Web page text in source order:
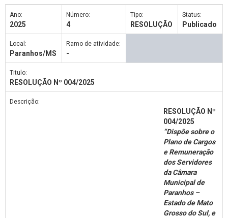
Ano:
2025
Número:
4
Tipo:
RESOLUÇÃO
Status:
Publicado
Local:
Paranhos/MS
Ramo de atividade:
-
Titulo:
RESOLUÇÃO Nº 004/2025
Descrição:
RESOLUÇÃO Nº
004/2025
“Dispõe sobre o
Plano de Cargos
e Remuneração
dos Servidores
da Câmara
Municipal de
Paranhos –
Estado de Mato
Grosso do Sul, e